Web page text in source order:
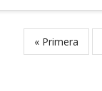
First
page
« Primera